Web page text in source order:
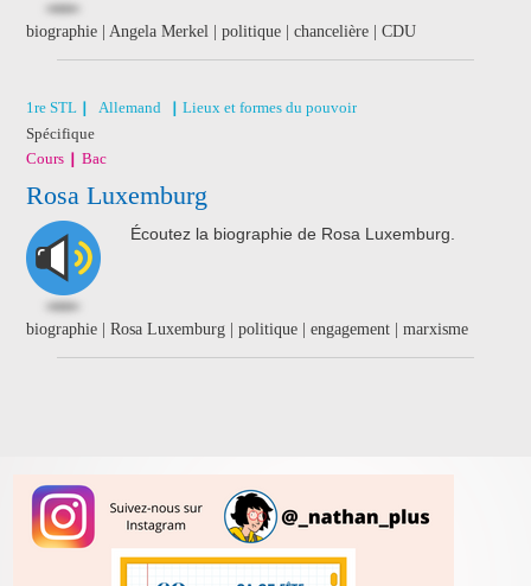
biographie | Angela Merkel | politique | chancelière | CDU
1re STL Allemand
Lieux et formes du pouvoir
Spécifique
Cours
Bac
Rosa Luxemburg
Écoutez la biographie de Rosa Luxemburg.
biographie | Rosa Luxemburg | politique | engagement | marxisme